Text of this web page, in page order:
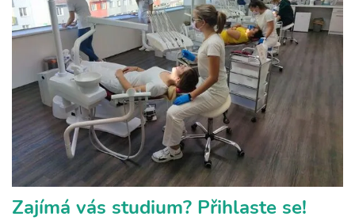
Zajímá vás studium? Přihlaste se!